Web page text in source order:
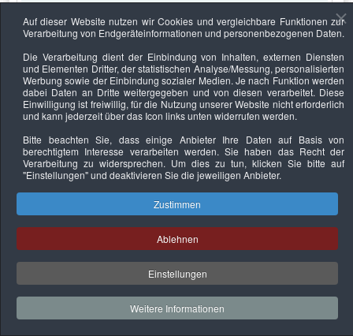
Keine Termine
Datenschutzerklärung Urheberrechtsnachweise Nachhaltigkeit
Copyright © 2026. Bundesverband Deutscher
Sachverständiger und Fachgutachter e.V..
Auf dieser Website nutzen wir Cookies und vergleichbare Funktionen zur
Verarbeitung von Endgeräteinformationen und personenbezogenen Daten.
Die Verarbeitung dient der Einbindung von Inhalten, externen Diensten
und Elementen Dritter, der statistischen Analyse/Messung, personalisierten
Werbung sowie der Einbindung sozialer Medien. Je nach Funktion werden
dabei Daten an Dritte weitergegeben und von diesen verarbeitet. Diese
Einwilligung ist freiwillig, für die Nutzung unserer Website nicht erforderlich
und kann jederzeit über das Icon links unten widerrufen werden.
Bitte beachten Sie, dass einige Anbieter Ihre Daten auf Basis von
berechtigtem Interesse verarbeiten werden. Sie haben das Recht der
Verarbeitung zu widersprechen. Um dies zu tun, klicken Sie bitte auf
"Einstellungen"und deaktivieren Sie die jeweiligen Anbieter.
Zustimmen
Ablehnen
Einstellungen
Weitere Informationen